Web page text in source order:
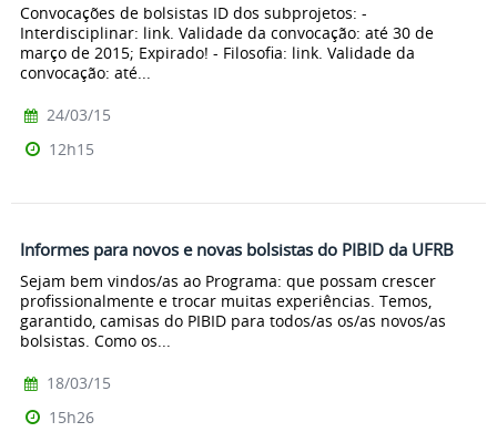
Convocações de bolsistas ID dos subprojetos: -
Interdisciplinar: link. Validade da convocação: até 30 de
março de 2015; Expirado! - Filosofia: link. Validade da
convocação: até...
24/03/15
12h15
Informes para novos e novas bolsistas do PIBID da UFRB
Sejam bem vindos/as ao Programa: que possam crescer
profissionalmente e trocar muitas experiências. Temos,
garantido, camisas do PIBID para todos/as os/as novos/as
bolsistas. Como os...
18/03/15
15h26